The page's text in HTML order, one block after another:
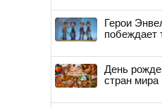
Герои
побеждает
День
стран мира